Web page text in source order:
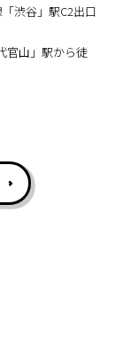
渋谷」駅C2出口
官山」駅から徒